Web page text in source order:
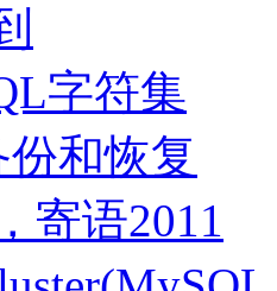
字符集
和恢复
寄语2011